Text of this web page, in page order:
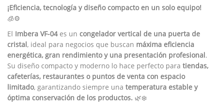
¡Eficiencia, tecnología y diseño compacto en un solo equipo!
🧊⚙️
El Imbera VF-04es un congelador vertical de una puerta de
cristal, ideal para negocios que buscan máxima eficiencia
energética, gran rendimiento y una presentación profesional.
Su diseño compacto y moderno lo hace perfecto para tiendas,
cafeterías, restaurantes o puntos de venta con espacio
limitado, garantizando siempre una temperatura estable y
óptima conservación de los productos. 🌿❄️